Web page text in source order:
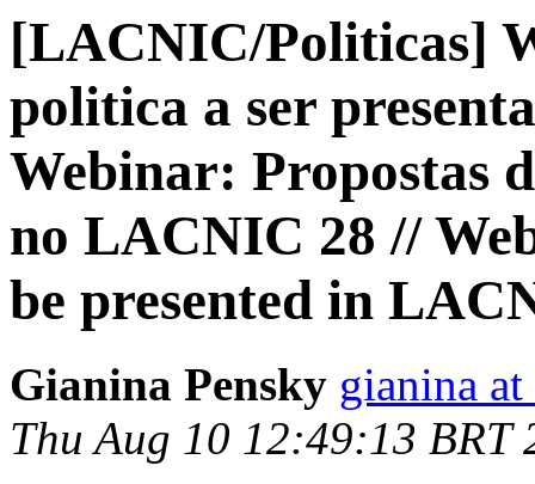
[LACNIC/Politicas]
politica a ser
Webinar: Propostas
no LACNIC 28 //
be presented in
Gianina Pensky gianina
Thu Aug 10 12:49:13 BRT